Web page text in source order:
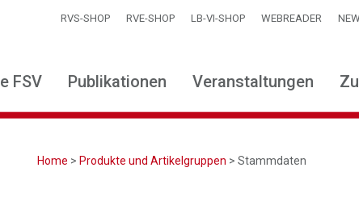
RVS-SHOP RVE-SHOP LB-VI-SHOP WEBREADER
FSV Publikationen Veranstaltungen
Home > Produkte und Artikelgruppen > Stammdaten